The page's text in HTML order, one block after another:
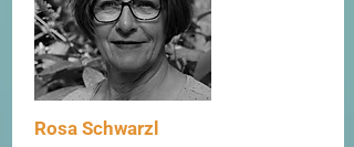
Rosa Schwarzl